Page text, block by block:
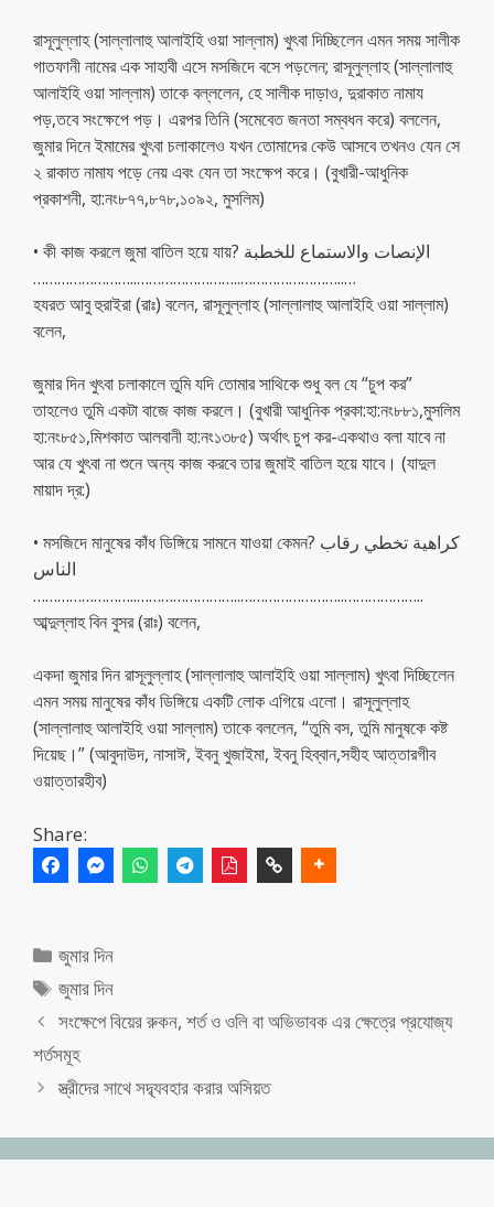
রাসূলুল্লাহ (সাল্লালাহু আলাইহি ওয়া সাল্লাম) খুৎবা দিচ্ছিলেন এমন সময় সালীক
গাতফানী নামের এক সাহাবী এসে মসজিদে বসে পড়লেন; রাসূলুল্লাহ (সাল্লালাহু
আলাইহি ওয়া সাল্লাম) তাকে বল্ললেন, হে সালীক দাড়াও, দুরাকাত নামায
পড়,তবে সংক্ষেপে পড়। এরপর তিনি (সমেবেত জনতা সম্বধন করে) বললেন,
জুমার দিনে ইমামের খুৎবা চলাকালেও যখন তোমাদের কেউ আসবে তখনও যেন সে
২ রাকাত নামায পড়ে নেয় এবং যেন তা সংক্ষেপ করে। (বুখারী-আধুনিক
প্রকাশনী, হা:নং৮৭৭,৮৭৮,১০৯২, মুসলিম)
• কী কাজ করলে জুমা বাতিল হয়ে যায়? الإنصات والاستماع للخطبة
……………………..……………………..……………………..…
হযরত আবু হুরাইরা (রাঃ) বলেন, রাসূলুল্লাহ (সাল্লালাহু আলাইহি ওয়া সাল্লাম)
বলেন,
জুমার দিন খুৎবা চলাকালে তুমি যদি তোমার সাথিকে শুধু বল যে “চুপ কর”
তাহলেও তুমি একটা বাজে কাজ করলে। (বুখারী আধুনিক প্রকা:হা:নং৮৮১,মুসলিম
হা:নং৮৫১,মিশকাত আলবানী হা:নং১৩৮৫) অর্থাৎ চুপ কর-একথাও বলা যাবে না
আর যে খুৎবা না শুনে অন্য কাজ করবে তার জুমাই বাতিল হয়ে যাবে। (যাদুল
মায়াদ দ্র:)
• মসজিদে মানুষের কাঁধ ডিঙ্গিয়ে সামনে যাওয়া কেমন? كراهية تخطي رقاب
الناس
……………………..……………………..……………………..………………..
আব্দুল্লাহ বিন বুসর (রাঃ) বলেন,
একদা জুমার দিন রাসূলুল্লাহ (সাল্লালাহু আলাইহি ওয়া সাল্লাম) খুৎবা দিচ্ছিলেন
এমন সময় মানুষের কাঁধ ডিঙ্গিয়ে একটি লোক এগিয়ে এলো। রাসূলুল্লাহ
(সাল্লালাহু আলাইহি ওয়া সাল্লাম) তাকে বললেন, “তুমি বস, তুমি মানুষকে কষ্ট
দিয়েছ।” (আবুদাউদ, নাসাঈ, ইবনু খুজাইমা, ইবনু হিব্বান,সহীহ আত্তারগীব
ওয়াত্তারহীব)
Share:
Categories
জুমার দিন
Tags
জুমার দিন
সংক্ষেপে বিয়ের রুকন, শর্ত ও ওলি বা অভিভাবক এর ক্ষেত্রে প্রযোজ্য
শর্তসমূহ
স্ত্রীদের সাথে সদ্ব্যবহার করার অসিয়ত